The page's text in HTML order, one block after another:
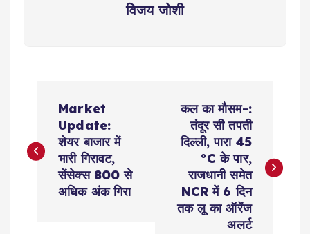
विजय जोशी
s
Market
Update:
शेयर बाजार में
भारी गिरावट,
सेंसेक्स 800 से
अधिक अंक गिरा
कल का मौसम-:
तंदूर सी तपती
दिल्ली, पारा 45
°C के पार,
राजधानी समेत
NCR में 6 दिन
तक लू का ऑरेंज
अलर्ट